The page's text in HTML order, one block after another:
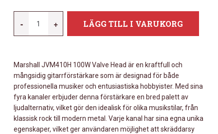
-
JVM410H
ALL
VALVE
4
CHANNEL
HEAD
MÄNGD
+ LÄGG TILL I VARUKORG
Marshall JVM410H 100W Valve Head är en kraftfull och
mångsidig gitarrförstärkare som är designad för både
professionella musiker och entusiastiska hobbyister. Med sina
fyra kanaler erbjuder denna förstärkare en bred palett av
ljudalternativ, vilket gör den idealisk för olika musikstilar, från
klassisk rock till modern metal. Varje kanal har sina egna unika
egenskaper, vilket ger användaren möjlighet att skräddarsy